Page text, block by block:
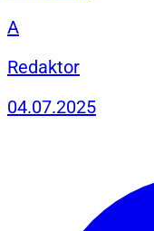
A
Redaktor
04.07.2025